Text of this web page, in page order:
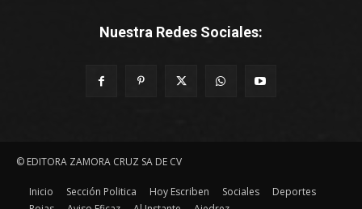
Nuestra Redes Sociales:
© EDITORA ZAMORA CRUZ SA DE CV
Inicio Sección Politica Hoy Escriben Sociales
Deportes